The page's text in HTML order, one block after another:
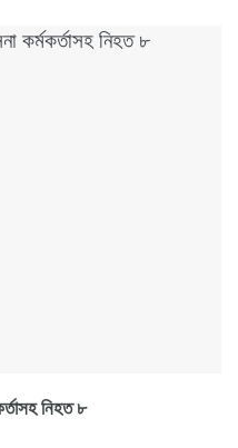
নিহত ৮